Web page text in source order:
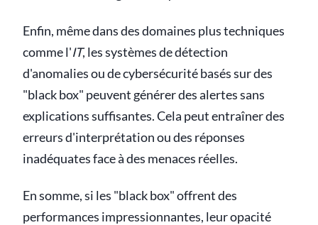
Enfin, même dans des domaines plus techniques
comme l'IT, les systèmes de détection
d'anomalies ou de cybersécurité basés sur des
"black box" peuvent générer des alertes sans
explications suffisantes. Cela peut entraîner des
erreurs d'interprétation ou des réponses
inadéquates face à des menaces réelles.
En somme, si les "black box" offrent des
performances impressionnantes, leur opacité